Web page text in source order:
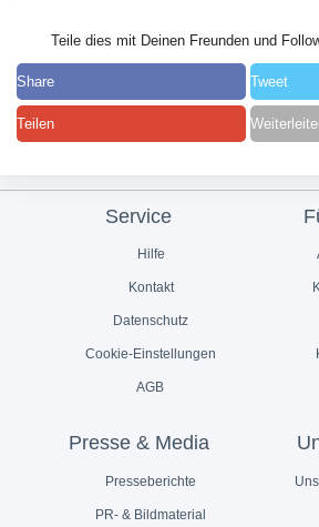
Teile dies mit Deinen Freunden und
Share Tweet
Teilen
Service
Hilfe
Kontakt
Datenschutz
Cookie-Einstellungen
AGB
Presse & Media
Presseberichte
PR- & Bildmaterial